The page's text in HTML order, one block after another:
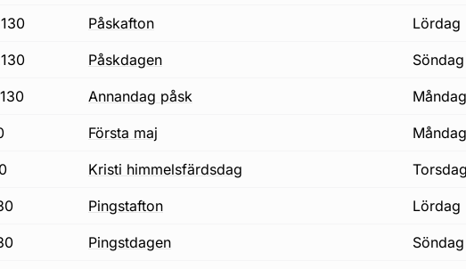
påskafton lördag
påskdagen söndag
annandag påsk måndag
första maj måndag
Kristi himmelsfärdsdag torsdag
pingstafton lördag
pingstdagen söndag